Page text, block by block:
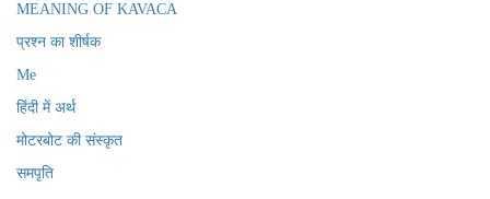
MEANING OF KAVACA
प्रश्न का शीर्षक
Me
हिंदी में अर्थ
मोटरबोट की संस्कृत
समपृति